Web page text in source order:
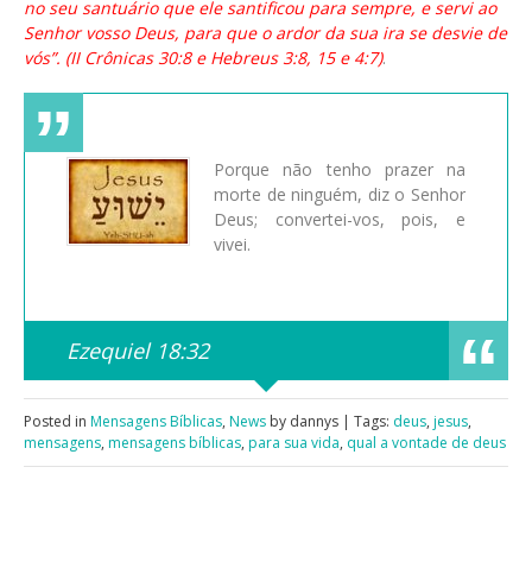
no seu santuário que ele santificou para sempre, e servi ao
Senhor vosso Deus, para que o ardor da sua ira se desvie de
vós”. (II Crônicas 30:8 e Hebreus 3:8, 15 e 4:7).
Porque não tenho prazer na
morte de ninguém, diz o Senhor
Deus; convertei-vos, pois, e
vivei.
Ezequiel 18:32
Posted in Mensagens Bíblicas, News by dannys | Tags: deus, jesus,
mensagens, mensagens bíblicas, para sua vida, qual a vontade de deus